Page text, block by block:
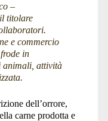
–
titolare
e commercio
in
animali, attività
dell’orrore,
carne prodotta e